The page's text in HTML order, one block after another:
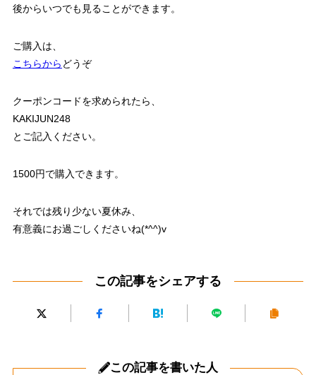
後からいつでも見ることができます。
ご購入は、
こちらから どうぞ
クーポンコードを求められたら、
KAKIJUN248
とご記入ください。
1500円で購入できます。
それでは残り少ない夏休み、
有意義にお過ごしくださいね(*^^)v
この記事をシェアする
この記事を書いた人